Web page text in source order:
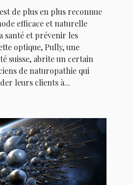
de plus en plus reconnue
efficace et naturelle
santé et prévenir les
optique, Pully, une
suisse, abrite un certain
de naturopathie qui
leurs clients à...